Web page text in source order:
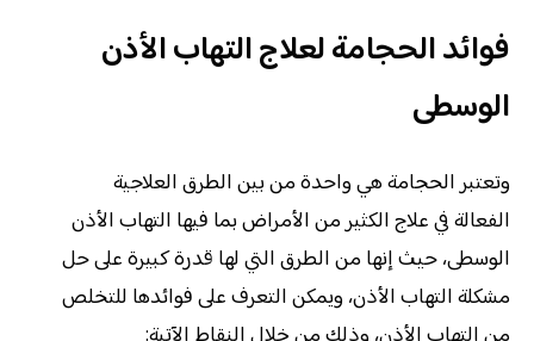
فوائد الحجامة لعلاج التهاب الأذن
الوسطى
وتعتبر الحجامة هي واحدة من بين الطرق العلاجية
الفعالة في علاج الكثير من الأمراض بما فيها التهاب الأذن
الوسطى، حيث إنها من الطرق التي لها قدرة كبيرة على حل
مشكلة التهاب الأذن، ويمكن التعرف على فوائدها للتخلص